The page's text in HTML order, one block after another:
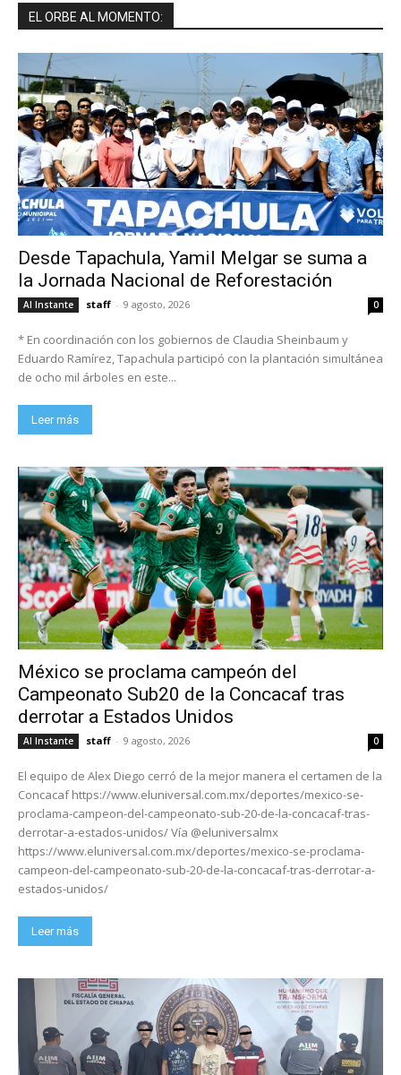
EL ORBE AL MOMENTO:
Desde Tapachula, Yamil Melgar se suma a
la Jornada Nacional de Reforestación
Al Instante staff - 9 agosto, 2026 0
* En coordinación con los gobiernos de Claudia Sheinbaum y
Eduardo Ramírez, Tapachula participó con la plantación simultánea
de ocho mil árboles en este...
Leer más
México se proclama campeón del
Campeonato Sub20 de la Concacaf tras
derrotar a Estados Unidos
Al Instante staff - 9 agosto, 2026 0
El equipo de Alex Diego cerró de la mejor manera el certamen de la
Concacaf https://www.eluniversal.com.mx/deportes/mexico-se-
proclama-campeon-del-campeonato-sub-20-de-la-concacaf-tras-
derrotar-a-estados-unidos/ Vía @eluniversalmx
https://www.eluniversal.com.mx/deportes/mexico-se-proclama-
campeon-del-campeonato-sub-20-de-la-concacaf-tras-derrotar-a-
estados-unidos/
Leer más